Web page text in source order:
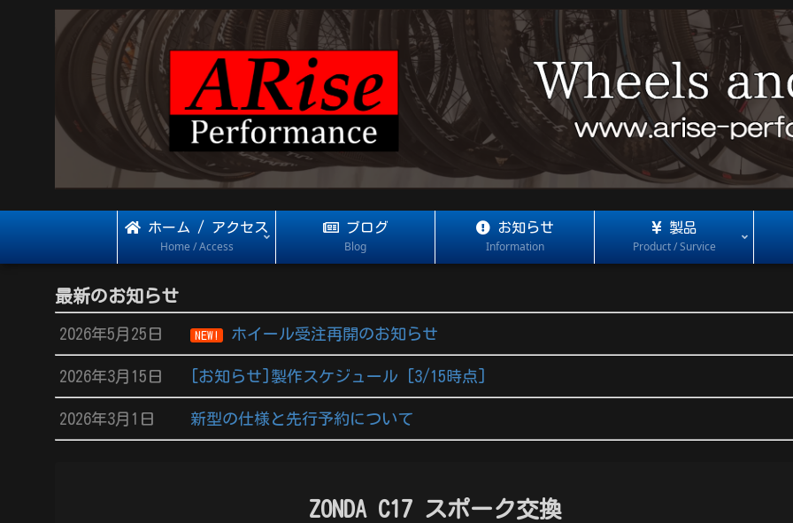
ホーム / アクセス
Home / Access
ブログ
Blog
お知らせ
Information
製品
Product / Survice
最新のお知らせ
2026年5月25日 NEW! ホイール受注再開のお知らせ
2026年3月15日 [お知らせ]製作スケジュール [3/15時点]
2026年3月1日 新型の仕様と先行予約について
ZONDA C17 スポーク交換